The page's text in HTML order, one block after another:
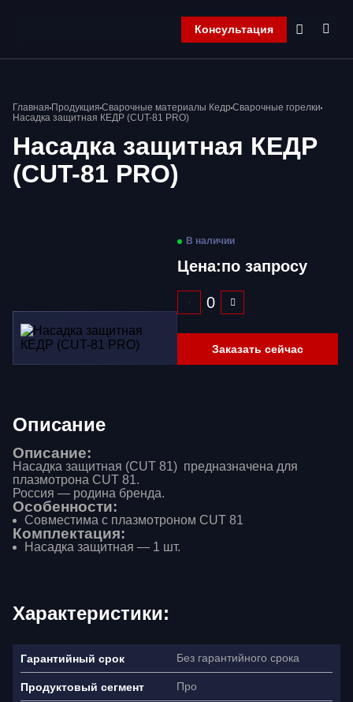
Консультация
Главная
Продукция
Контакты
Главная Продукция Сварочные материалы Кедр Сварочные горелки
Насадка защитная КЕДР (CUT-81 PRO)
Насадка защитная КЕДР
(CUT-81 PRO)
В наличии
Цена:по запросу
Заказать сейчас
Описание
Описание:
Насадка защитная (CUT 81) предназначена для
плазмотрона CUT 81.
Россия — родина бренда.
Особенности:
Совместима с плазмотроном CUT 81
Комплектация:
Насадка защитная — 1 шт.
Характеристики:
Гарантийный срок Без гарантийного срока
Продуктовый сегмент Про